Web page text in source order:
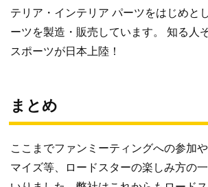
テリア・インテリア パーツをはじめと
ーツを製造・販売しています。 知る人
スポーツが日本上陸！
まとめ
ここまでファンミーティングへの参加
マイズ等、ロードスターの楽しみ方の